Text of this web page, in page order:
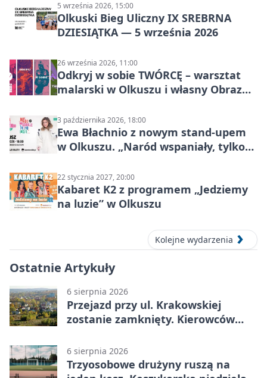
5 września 2026, 15:00
Olkuski Bieg Uliczny IX SREBRNA
DZIESIĄTKA — 5 września 2026
26 września 2026, 11:00
Odkryj w sobie TWÓRCĘ – warsztat
malarski w Olkuszu i własny Obraz
3 października 2026, 18:00
Ewa Błachnio z nowym stand-upem
w Olkuszu. „Naród wspaniały, tylko
22 stycznia 2027, 20:00
Kabaret K2 z programem „Jedziemy
na luzie” w Olkuszu
Kolejne wydarzenia
Ostatnie Artykuły
6 sierpnia 2026
Przejazd przy ul. Krakowskiej
zostanie zamknięty. Kierowców
6 sierpnia 2026
Trzyosobowe drużyny ruszą na